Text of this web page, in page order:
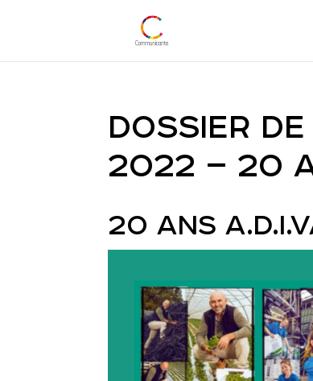
DOSSIER
2022 – 20
20 ANS